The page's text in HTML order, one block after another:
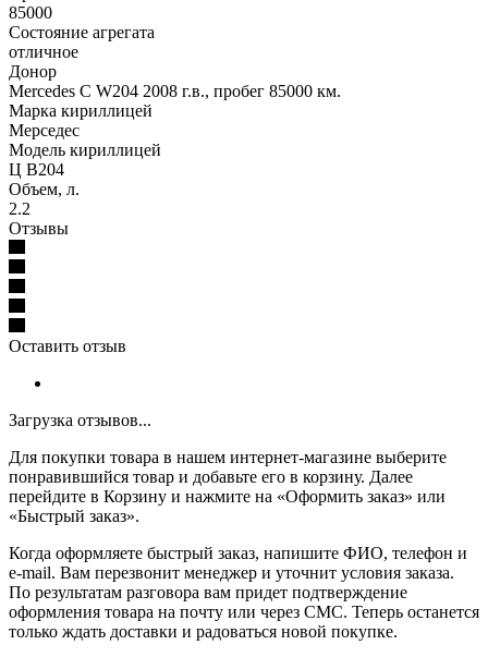
85000
Состояние агрегата
отличное
Донор
Mercedes C W204 2008 г.в., пробег 85000 км.
Марка кириллицей
Мерседес
Модель кириллицей
Ц В204
Объем, л.
2.2
Отзывы
Оставить отзыв
Загрузка отзывов...
Для покупки товара в нашем интернет-магазине выберите
понравившийся товар и добавьте его в корзину. Далее
перейдите в Корзину и нажмите на «Оформить заказ» или
«Быстрый заказ».
Когда оформляете быстрый заказ, напишите ФИО, телефон и
e-mail. Вам перезвонит менеджер и уточнит условия заказа.
По результатам разговора вам придет подтверждение
оформления товара на почту или через СМС. Теперь останется
только ждать доставки и радоваться новой покупке.